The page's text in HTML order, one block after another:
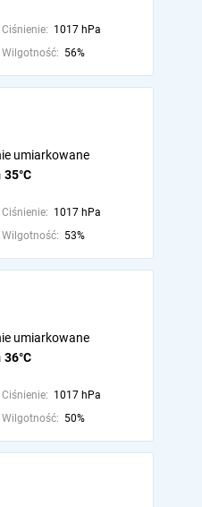
Ciśnienie: 1017 hPa
Wilgotność: 56%
35°C
umiarkowane
Ciśnienie: 1017 hPa
Wilgotność: 53%
36°C
umiarkowane
Ciśnienie: 1017 hPa
Wilgotność: 50%